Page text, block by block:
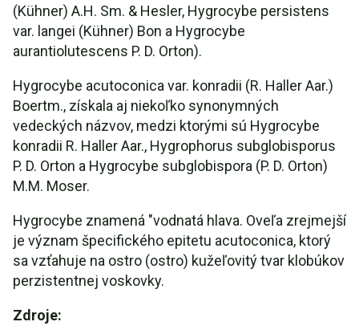
(Kühner) A.H. Sm. & Hesler, Hygrocybe persistens
var. langei (Kühner) Bon a Hygrocybe
aurantiolutescens P. D. Orton).
Hygrocybe acutoconica var. konradii (R. Haller Aar.)
Boertm., získala aj niekoľko synonymných
vedeckých názvov, medzi ktorými sú Hygrocybe
konradii R. Haller Aar., Hygrophorus subglobisporus
P. D. Orton a Hygrocybe subglobispora (P. D. Orton)
M.M. Moser.
Hygrocybe znamená "vodnatá hlava. Oveľa zrejmejší
je význam špecifického epitetu acutoconica, ktorý
sa vzťahuje na ostro (ostro) kužeľovitý tvar klobúkov
perzistentnej voskovky.
Zdroje: